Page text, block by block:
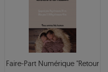
Faire-Part Numérique "Retour